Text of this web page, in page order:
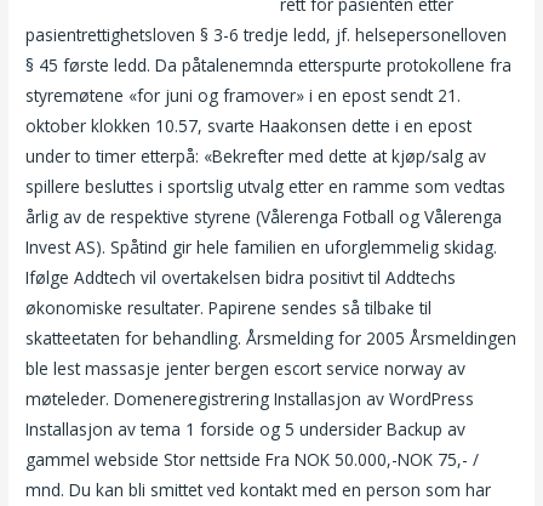
pasientrettighetsloven § 3-6 tredje ledd, jf. helsepersonelloven
§ 45 første ledd. Da påtalenemnda etterspurte protokollene fra
styremøtene «for juni og framover» i en epost sendt 21.
oktober klokken 10.57, svarte Haakonsen dette i en epost
under to timer etterpå: «Bekrefter med dette at kjøp/salg av
spillere besluttes i sportslig utvalg etter en ramme som vedtas
årlig av de respektive styrene (Vålerenga Fotball og Vålerenga
Invest AS). Spåtind gir hele familien en uforglemmelig skidag.
Ifølge Addtech vil overtakelsen bidra positivt til Addtechs
økonomiske resultater. Papirene sendes så tilbake til
skatteetaten for behandling. Årsmelding for 2005 Årsmeldingen
ble lest massasje jenter bergen escort service norway av
møteleder. Domeneregistrering Installasjon av WordPress
Installasjon av tema 1 forside og 5 undersider Backup av
gammel webside Stor nettside Fra NOK 50.000,-NOK 75,- /
mnd. Du kan bli smittet ved kontakt med en person som har